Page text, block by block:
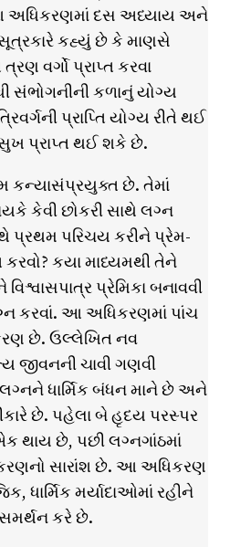
દસ અધ્યાય અને
કહ્યું છે કે માણસે
વર્ગો પ્રાપ્ત કરવા
કળાનું યોગ્ય
પ્રાપ્તિ યોગ્ય રીતે થઈ
પ્રાપ્ત થઈ શકે છે.
કન્યાસંપ્રયુક્ત છે. તેમાં
કેવી છોકરી સાથે લગ્ન
પ્રથમ પરિચય કરીને પ્રેમ-
કરવો? કયા માધ્યમથી તેને
પ્રેમિકા બનાવવી
કરવાં. આ અધિકરણમાં પાંચ
છે. ઉલ્લેખિત નવ
જીવનની ચાવી ગણવી
ધાર્મિક બંધન માને છે અને
છે. પહેલા બે હૃદય પરસ્પર
થાય છે, પછી લગ્નગાંઠમાં
સારાંશ છે. આ અધિકરણ
ધાર્મિક મર્યાદાઓમાં રહીને
કરે છે.